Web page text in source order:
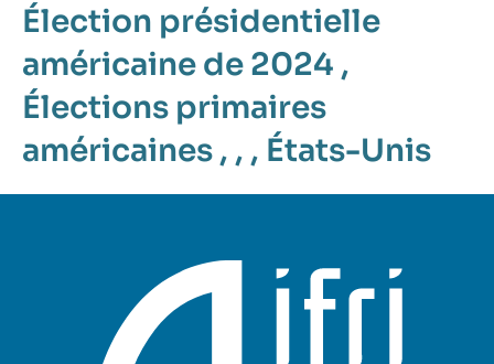
Élection présidentielle
américaine de 2024 ,
Élections primaires
américaines , , , États-Unis